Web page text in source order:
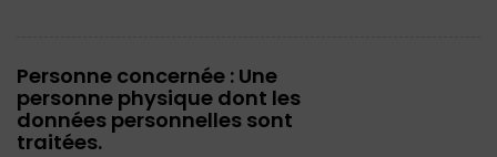
Personne concernée : Une
personne physique dont les
données personnelles sont
traitées.